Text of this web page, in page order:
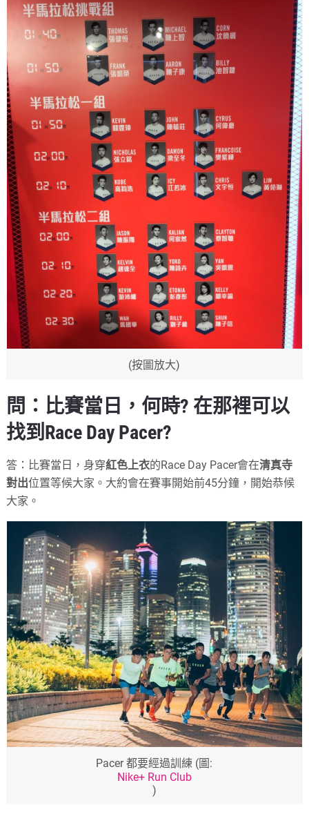
(按圖放大)
問：比賽當日，何時? 在那裡可以
找到Race Day Pacer?
答：比賽當日，身穿紅色上衣的Race Day Pacer會在清真寺
對出位置等候大家。大約會在賽事開始前45分鐘，開始恭候
大家。
Pacer 都要經過訓練 (圖:
Nike+ Run Club
)